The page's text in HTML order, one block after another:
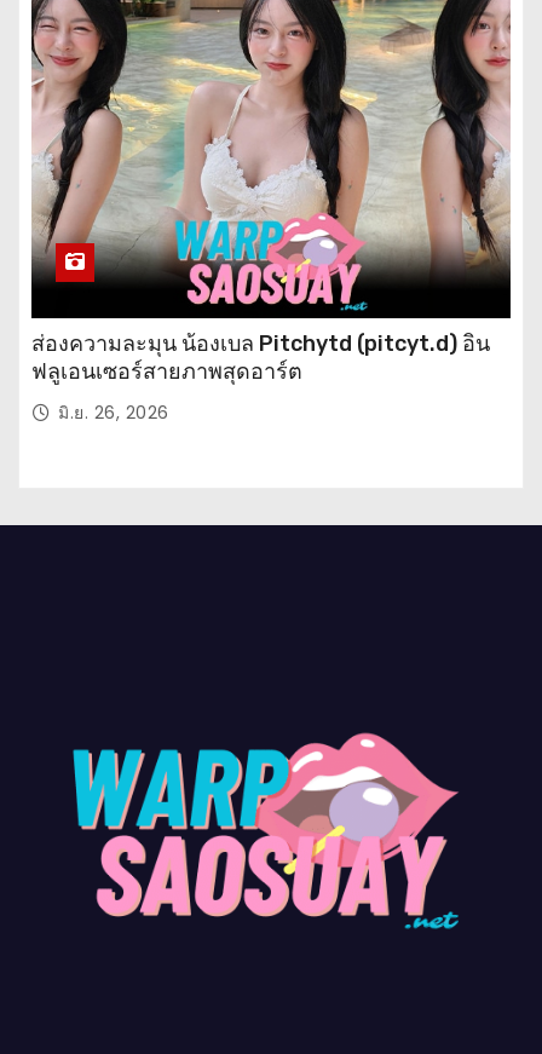
ส่องความละมุน น้องเบล Pitchytd (pitcyt.d) อิน
ฟลูเอนเซอร์สายภาพสุดอาร์ต
มิ.ย. 26, 2026